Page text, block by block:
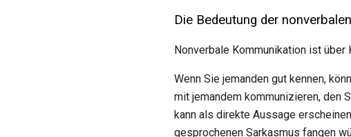
Die Bedeutung der
Nonverbale Kommunikation ist über
Wenn Sie jemanden gut kennen,
mit jemandem kommunizieren, den
kann als direkte Aussage
gesprochenen Sarkasmus fangen